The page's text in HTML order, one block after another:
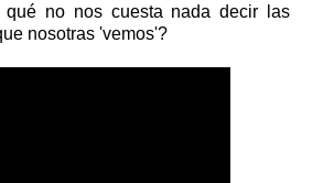
qué no nos cuesta nada decir las
nosotras 'vemos'?